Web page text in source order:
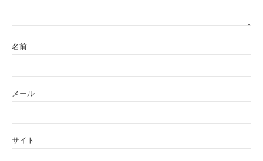
名前
メール
サイト